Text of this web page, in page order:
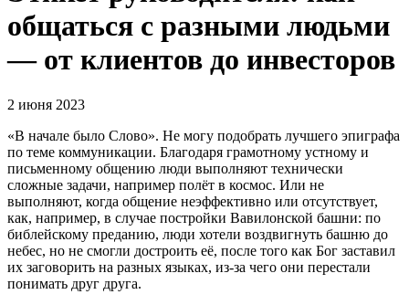
общаться с разными людьми
— от клиентов до инвесторов
2 июня 2023
«В начале было Слово». Не могу подобрать лучшего эпиграфа
по теме коммуникации. Благодаря грамотному устному и
письменному общению люди выполняют технически
сложные задачи, например полёт в космос. Или не
выполняют, когда общение неэффективно или отсутствует,
как, например, в случае постройки Вавилонской башни: по
библейскому преданию, люди хотели воздвигнуть башню до
небес, но не смогли достроить её, после того как Бог заставил
их заговорить на разных языках, из-за чего они перестали
понимать друг друга.